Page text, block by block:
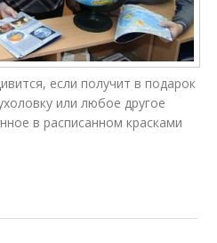
если получит в подарок
или любое другое
в расписанном красками